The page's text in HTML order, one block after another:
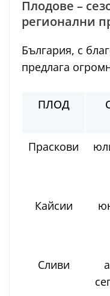
Плодове –
регионални
България, с
предлага
ПЛОД
Праскови
Кайсии
Сливи